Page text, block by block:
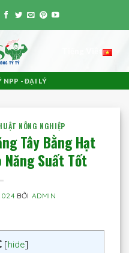
NPP - ĐẠI LÝ
NÔNG NGHIỆP
Tây Bằng Hạt
Năng Suất Tốt
BỞI ADMIN
[hide]